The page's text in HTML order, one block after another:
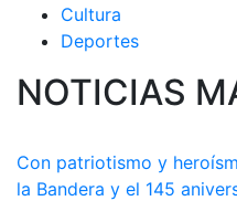
Cultura
Deportes
NOTICIAS
Con patriotismo y
la Bandera y el 145